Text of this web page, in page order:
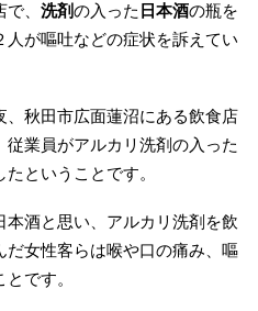
、 洗剤の入った 日本酒の瓶を
が嘔吐などの症状を訴えてい
秋田市広面蓮沼にある飲食店
従業員がアルカリ洗剤の入った
ということです。
本酒と思い、アルカリ洗剤を飲
女性客らは喉や口の痛み、嘔
です。